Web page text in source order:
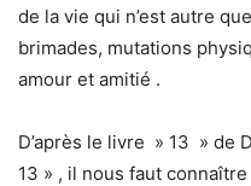
de la vie qui n’est autre
brimades, mutations
amour et amitié .
D’après le livre » 13 » de
13 » , il nous faut connaître